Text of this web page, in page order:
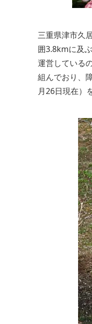
三重県津市久
囲3.8kmに及
運営している
組んでおり、
月26日現在）